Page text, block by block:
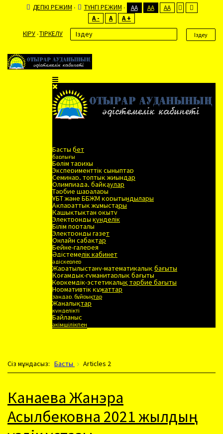
ӘДЕПКІ РЕЖИМ ТҮНГІ РЕЖИМ AA AA
AA
A -
A A +
Іздеу
КІРУ ТІРКЕЛУ
Басты бет
барлығы
Бөлім тарихы
Эксперименттік сыныптар
Семинар, топтық жиындар
Олимпиада, байқаулар
Тәрбие шаралары
ҰБТ және ББЖМ қорытындылары
Ақпараттық жұмыстары
Қашықтықтан оқыту
Электронды күнделік
Білім порталы
Электронды газет
Онлайн сабақтар
Бейне-галерея
Әдістемелік кабинет
әдіскерлер
Жаратылыстану-математикалық бағыты
Қоғамдық-гуманитарлық бағыты
Көркемдік-эстетикалық тәрбие бағыты
Нормативтік құжаттар
заңдар, бұйрықтар
Жаңалықтар
күнделікті
Байланыс
әкімшілікпен
Сiз мұндасыз: Басты Articles 2
Канаева Жанэра
Асылбековна 2021 жылдың